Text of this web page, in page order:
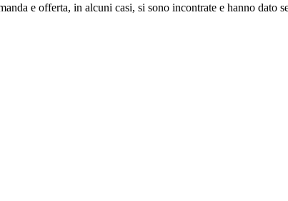
e offerta, in alcuni casi, si sono incontrate e hanno dato